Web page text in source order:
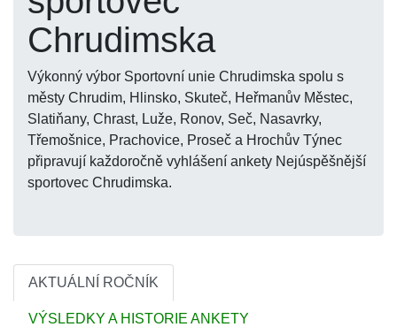
Chrudimska
Výkonný výbor Sportovní unie Chrudimska spolu s
městy Chrudim, Hlinsko, Skuteč, Heřmanův Městec,
Slatiňany, Chrast, Luže, Ronov, Seč, Nasavrky,
Třemošnice, Prachovice, Proseč a Hrochův Týnec
připravují každoročně vyhlášení ankety Nejúspěšnější
sportovec Chrudimska.
AKTUÁLNÍ ROČNÍK
VÝSLEDKY A HISTORIE ANKETY